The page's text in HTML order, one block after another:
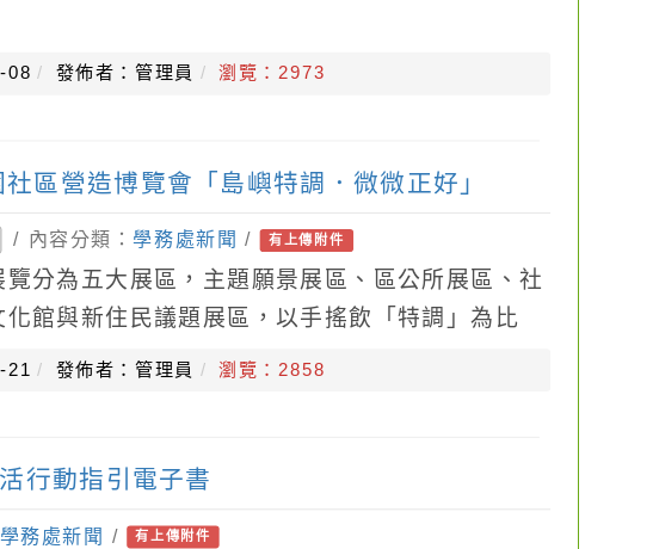
08 發佈者：管理員 瀏覽：2973
區營造博覽會「島嶼特調．微微正好」
/ 內容分類：學務處新聞 / 有上傳附件
分為五大展區，主題願景展區、區公所展區、社
館與新住民議題展區，以⼿搖飲「特調」為⽐
百態，社造是⼀杯複雜的特調滋味，融合了不同的
21 發佈者：管理員 瀏覽：2858
行動指引電子書
學務處新聞 / 有上傳附件